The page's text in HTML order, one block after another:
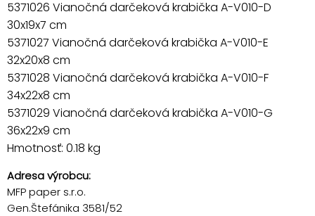
5371026 Vianočná darčeková krabička A-V010-D
30x19x7 cm
5371027 Vianočná darčeková krabička A-V010-E
32x20x8 cm
5371028 Vianočná darčeková krabička A-V010-F
34x22x8 cm
5371029 Vianočná darčeková krabička A-V010-G
36x22x9 cm
Hmotnosť: 0.18 kg
Adresa výrobcu:
MFP paper s.r.o.
Gen.Štefánika 3581/52